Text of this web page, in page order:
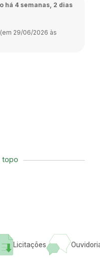
há 4 semanas, 2 dias
29/06/2026 às
topo
Licitações